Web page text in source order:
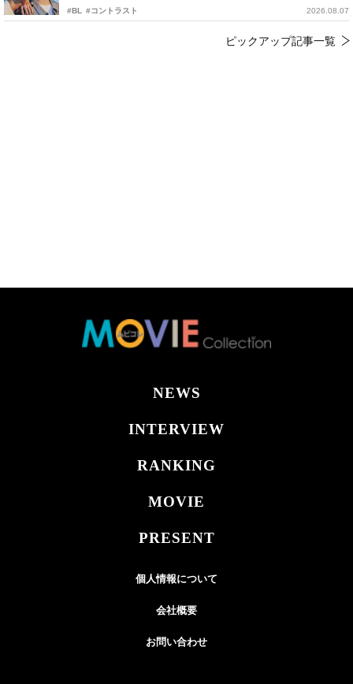
#BL #コントラスト 2026.08.07
ピックアップ記事一覧
NEWS
INTERVIEW
RANKING
MOVIE
PRESENT
個人情報について
会社概要
お問い合わせ